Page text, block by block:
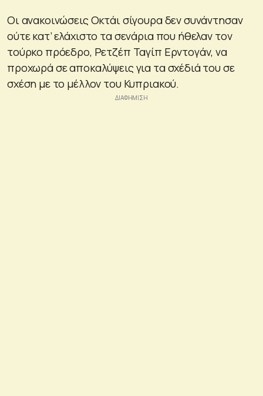
Οι ανακοινώσεις Οκτάι σίγουρα δεν συνάντησαν
ούτε κατ’ ελάχιστο τα σενάρια που ήθελαν τον
τούρκο πρόεδρο, Ρετζέπ Ταγίπ Ερντογάν, να
προχωρά σε αποκαλύψεις για τα σχέδιά του σε
σχέση με το μέλλον του Κυπριακού.